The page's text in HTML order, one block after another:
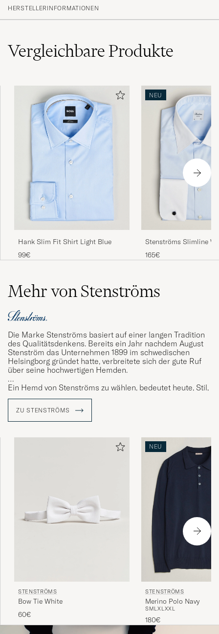
HERSTELLERINFORMATIONEN
VergleichbareProdukte
Hank Slim Fit Shirt Light Blue
99€
NEU
Stenströms Slimline
Whinchester Shirt Blue
165€
Mehr von Stenströms
Die Marke Stenströms basiert auf einer langen Tradition
des Qualitätsdenkens. Bereits ein Jahr nachdem August
Stenström das Unternehmen 1899 im schwedischen
Helsingborg gründet hatte, verbreitete sich der gute Ruf
über seine hochwertigen Hemden.
Ein Hemd von Stenströms zu wählen, bedeutet heute, Stil,
Jedes Hemd besteht aus 23 sorgfältig ausgeschnittenen
Teilen, die vor ihrer Fertigstellung mindestens 60
verschiedene Arbeitsschritte durchlaufen und kritischen
ZU STENSTRÖMS
STENSTRÖMS
Bow Tie White
60€
NEU
STENSTRÖMS
Merino Polo Navy
SMLXL XXL
180€